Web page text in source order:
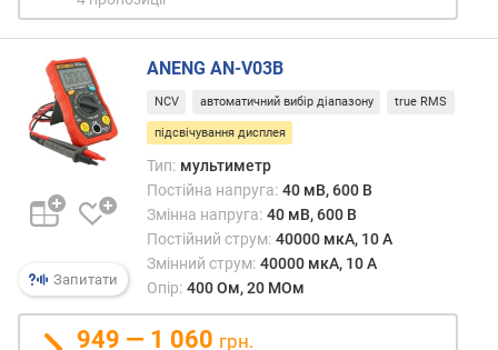
м
а
к
с
.
(
А
з
і
н
н
и
Запитати
ANENG AN-V03B
NCV автоматичний вибір діапазону true RMS
підсвічування дисплея
Тип: мультиметр
Постійна напруга: 40 мВ, 600 В
Змінна напруга: 40 мВ, 600 В
Постійний струм: 40000 мкА, 10 А
Змінний струм: 40000 мкА, 10 А
Опір: 400 Ом, 20 МОм
949 — 1 060 грн.